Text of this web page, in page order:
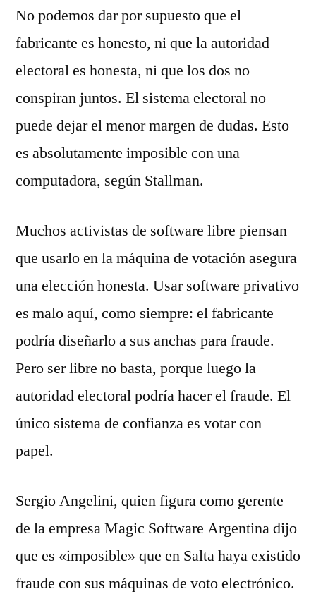
No podemos dar por supuesto que el
fabricante es honesto, ni que la autoridad
electoral es honesta, ni que los dos no
conspiran juntos. El sistema electoral no
puede dejar el menor margen de dudas. Esto
es absolutamente imposible con una
computadora, según Stallman.
Muchos activistas de software libre piensan
que usarlo en la máquina de votación asegura
una elección honesta. Usar software privativo
es malo aquí, como siempre: el fabricante
podría diseñarlo a sus anchas para fraude.
Pero ser libre no basta, porque luego la
autoridad electoral podría hacer el fraude. El
único sistema de confianza es votar con
papel.
Sergio Angelini, quien figura como gerente
de la empresa Magic Software Argentina dijo
que es «imposible» que en Salta haya existido
fraude con sus máquinas de voto electrónico.